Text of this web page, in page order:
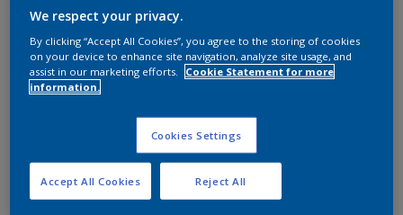
FARBAUSWAHL
We respect your privacy.
By clicking “Accept All Cookies”, you agree to the storing of cookies
on your device to enhance site navigation, analyze site usage, and
assist in our marketing efforts.
Cookie Statement for more
information.
Cookies Settings
Reject All
Accept All Cookies